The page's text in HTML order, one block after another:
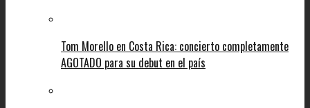
Tom Morello en Costa Rica: concierto completamente
AGOTADO para su debut en el país